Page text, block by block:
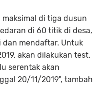
maksimal di tiga dusun
di 60 titik di desa,
mendaftar. Untuk
akan dilakukan test.
serentak akan
20/11/2019", tambah